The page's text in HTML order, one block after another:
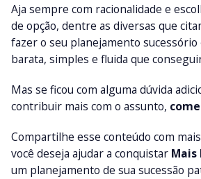
Aja sempre com racionalidade e
de opção, dentre as diversas que
fazer o seu planejamento sucessório
barata, simples e fluida que
Mas se ficou com alguma dúvida
contribuir mais com o assunto,
Compartilhe esse conteúdo com
você deseja ajudar a conquistar Mais
um planejamento de sua sucessão